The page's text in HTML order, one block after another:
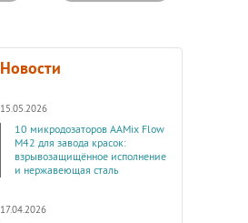
Новости
15.05.2026
10 микродозаторов AAMix Flow
M42 для завода красок:
взрывозащищённое исполнение
и нержавеющая сталь
17.04.2026